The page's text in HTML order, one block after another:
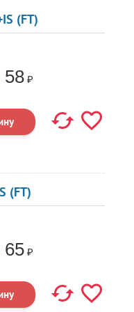
(FT)
58 ₽
(FT)
65 ₽